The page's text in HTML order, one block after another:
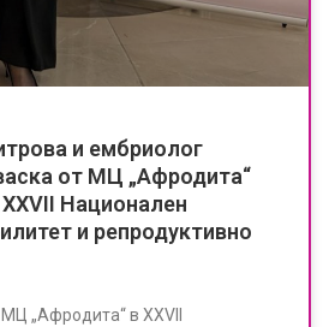
и ембриолог
от МЦ „Афродита“
Национален
и репродуктивно
„Афродита“ в XXVII